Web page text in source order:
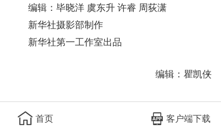
编辑：毕晓洋 虞东升 许睿 周荻潇
新华社摄影部制作
新华社第一工作室出品
编辑：瞿凯侠
首页 客户端下载